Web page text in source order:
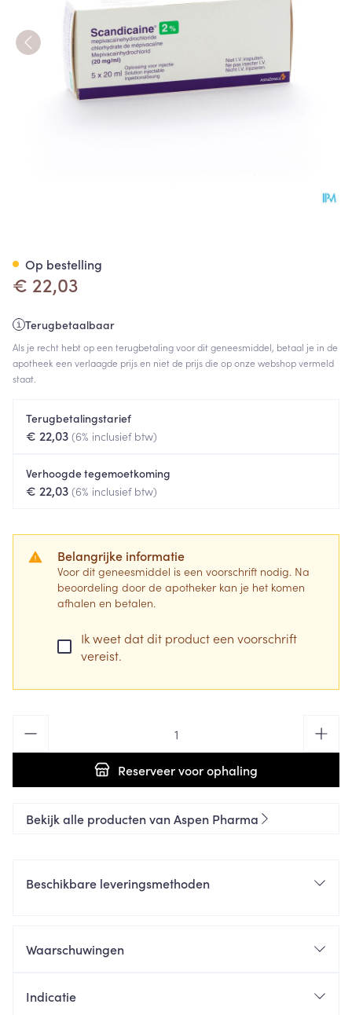
€ 22,03
Terugbetaalbaar
Als je recht hebt op een terugbetaling voor dit geneesmiddel, betaal je in de
apotheek een verlaagde prijs en niet de prijs die op onze webshop vermeld
staat.
Terugbetalingstarief
€ 22,03 (6% inclusief btw)
Verhoogde tegemoetkoming
€ 22,03 (6% inclusief btw)
Belangrijke informatie
Voor dit geneesmiddel is een voorschrift nodig. Na
beoordeling door de apotheker kan je het komen
afhalen en betalen.
Ik weet dat dit product een voorschrift
vereist.
Reserveervoor ophaling
Op bestelling
Bekijk alle producten van Aspen Pharma
Beschikbare leveringsmethoden
Waarschuwingen
Indicatie